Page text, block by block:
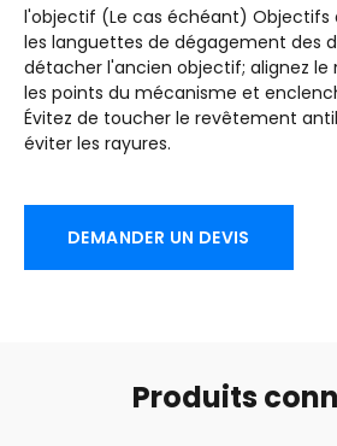
l'objectif (Le cas échéant) Objectifs
les languettes de dégagement des
détacher l'ancien objectif; alignez
les points du mécanisme et
Évitez de toucher le revêtement
éviter les rayures.
DEMANDER UN DEVIS
Produits